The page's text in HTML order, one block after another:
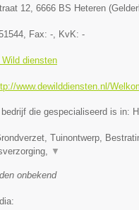
12 6666 BS Heteren (
, Fax: - , KvK: -
Wild diensten
www.dewilddiensten.nl/
die gespecialiseerd is in:
Tuinontwerp,
▼
onbekend